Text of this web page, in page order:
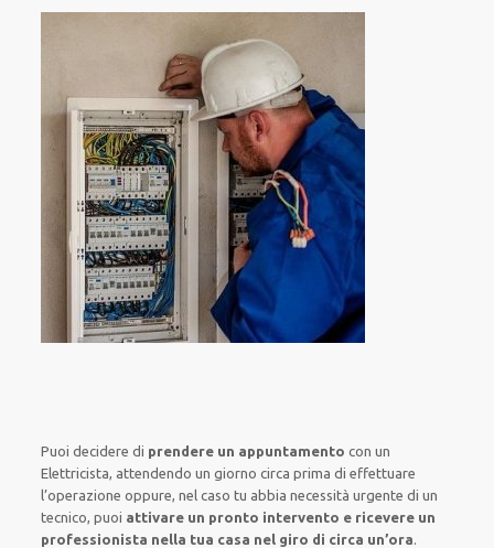
Puoi decidere di prendere un appuntamento con un
Elettricista, attendendoun giorno circa prima dieffettuare
l’operazione oppure, nel caso tu abbia necessità urgente di un
tecnico, puoi attivare un pronto intervento e ricevere un
professionista nella tua casa nel giro di circa un’ora.